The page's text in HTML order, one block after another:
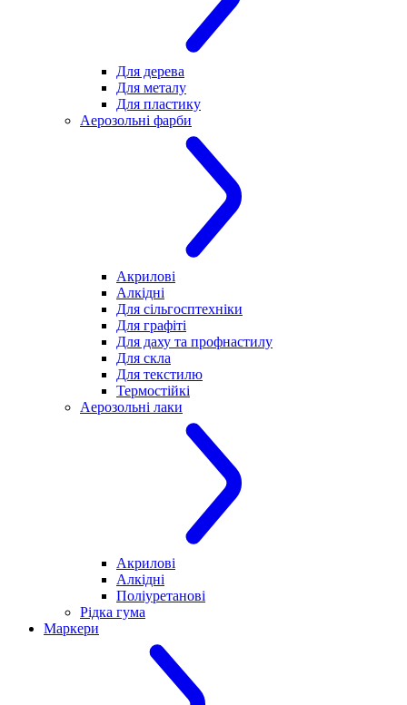
Для дерева
Для металу
Для пластику
Аерозольні фарби
Акрилові
Алкідні
Для cільгосптехніки
Для графіті
Для даху та профнастилу
Для скла
Для текстилю
Термостійкі
Аерозольні лаки
Акрилові
Алкідні
Поліуретанові
Рідка гума
Маркери